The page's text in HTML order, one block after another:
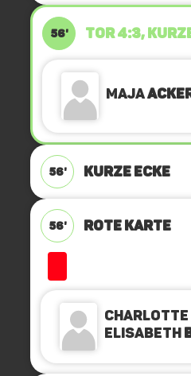
56' TOR 4:3,
Maja
56' KURZE ECKE
56' ROTE KARTE
Charlotte
Elisabeth